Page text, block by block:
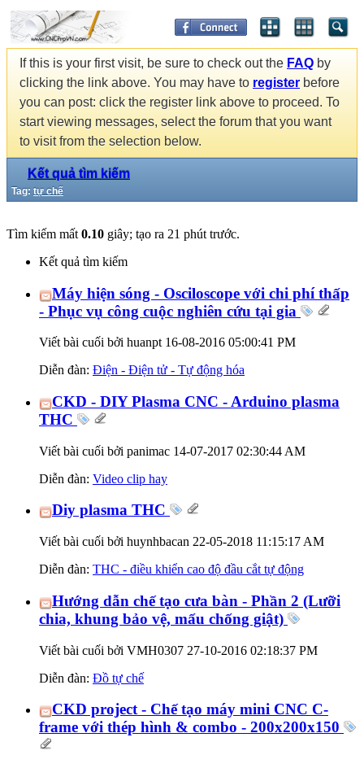
If this is your first visit, be sure to check out the FAQ by
clicking the link above. You may have to register before
you can post: click the register link above to proceed. To
start viewing messages, select the forum that you want
to visit from the selection below.
Kết quả tìm kiếm
Tag: tự chế
Tìm kiếm mất 0.10 giây; tạo ra 21 phút trước.
Kết quả tìm kiếm
Máy hiện sóng - Osciloscope với chi phí thấp
- Phục vụ công cuộc nghiên cứu tại gia
Viết bài cuối bởi huanpt 16-08-2016 05:00:41 PM
Diễn đàn: Điện - Điện tử - Tự động hóa
CKD - DIY Plasma CNC - Arduino plasma
THC
Viết bài cuối bởi panimac 14-07-2017 02:30:44 AM
Diễn đàn: Video clip hay
Diy plasma THC
Viết bài cuối bởi huynhbacan 22-05-2018 11:15:17 AM
Diễn đàn: THC - điều khiển cao độ đầu cắt tự động
Hướng dẫn chế tạo cưa bàn - Phần 2 (Lưỡi
chia, khung bảo vệ, mấu chống giật)
Viết bài cuối bởi VMH0307 27-10-2016 02:18:37 PM
Diễn đàn: Đồ tự chế
CKD project - Chế tạo máy mini CNC C-
frame với thép hình & combo - 200x200x150